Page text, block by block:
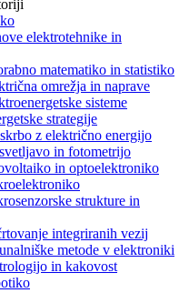
elektrotehnike in
matematiko in statistiko
omrežja in naprave
sisteme
strategije
z električno energijo
in fotometrijo
in optoelektroniko
strukture in
integriranih vezij
metode v elektroniki
in kakovost